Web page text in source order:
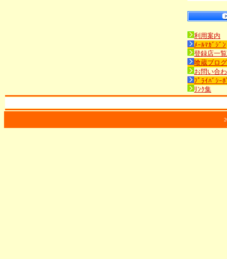
利用案内
ﾒｰﾙﾏｶﾞｼﾞﾝ
登録店一覧
喰蔵ブログ
お問い合
ﾌﾟﾗｲﾊﾞｼｰ
ﾘﾝｸ集